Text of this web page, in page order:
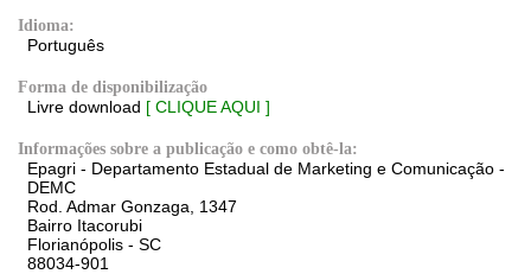
Idioma:
Português
Forma de disponibilização
Livre download [ CLIQUE AQUI ]
Informações sobre a publicação e como obtê-la:
Epagri - Departamento Estadual de Marketing e Comunicação -
DEMC
Rod. Admar Gonzaga, 1347
Bairro Itacorubi
Florianópolis - SC
88034-901